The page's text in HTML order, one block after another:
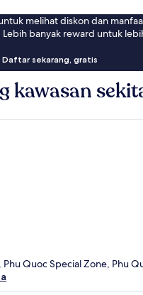
melihat diskon dan
Lebih banyak reward untuk
Daftar sekarang, gratis
kawasan
Phu Quoc Special Zone, Phu